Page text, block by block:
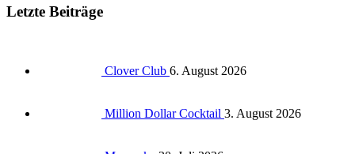
Letzte Beiträge
Clover Club 6. August 2026
Million Dollar Cocktail 3. August 2026